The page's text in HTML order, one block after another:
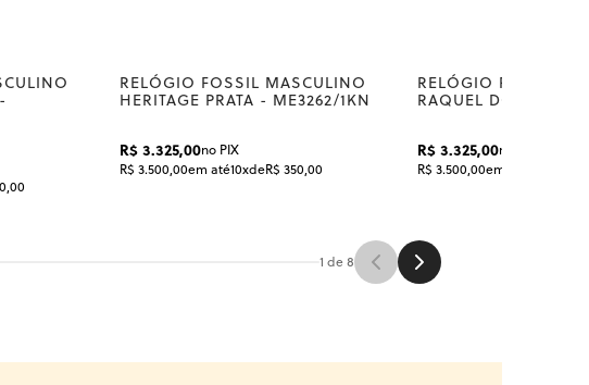
RELÓGIO FOSSIL MASCULINO
HERITAGE PRATA - ME3262/1KN
R$ 3.325,00no PIX
R$ 3.500,00em até10xdeR$ 350,00
RELÓGIO FOSSIL
RAQUEL DOURADO
R$ 3.325,00no PIX
R$ 3.500,00em até
1 de 8